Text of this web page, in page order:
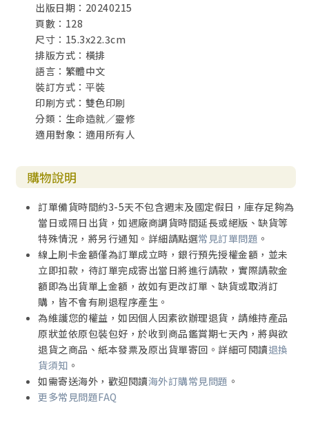
出版日期：20240215
頁數：128
尺寸：15.3x22.3cm
排版方式：橫排
語言：繁體中文
裝訂方式：平裝
印刷方式：雙色印刷
分類：生命造就／靈修
適用對象：適用所有人
購物說明
訂單備貨時間約3-5天不包含週末及國定假日，庫存足夠為
當日或隔日出貨，如遇廠商調貨時間延長或絕版、缺貨等
特殊情況，將另行通知。詳細請點選常見訂單問題 。
線上刷卡金額僅為訂單成立時，銀行預先授權金額，並未
立即扣款，待訂單完成寄出當日將進行請款，實際請款金
額即為出貨單上金額，故如有更改訂單、缺貨或取消訂
購，皆不會有刷退程序產生。
為維護您的權益，如因個人因素欲辦理退貨，請維持產品
原狀並依原包裝包好，於收到商品鑑賞期七天內，將與欲
退貨之商品、紙本發票及原出貨單寄回。詳細可閱讀退換
貨須知 。
如需寄送海外，歡迎閱讀海外訂購常見問題 。
更多常見問題FAQ